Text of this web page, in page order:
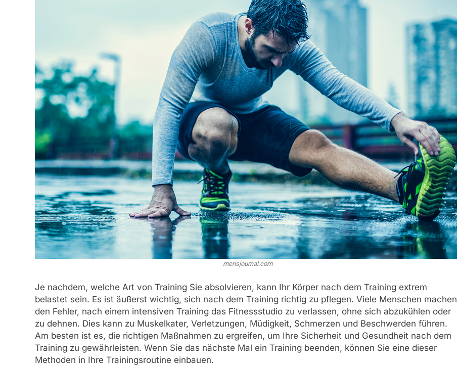
mensjournal.com
Je nachdem, welche Art von Training Sie absolvieren, kann Ihr Körper nach dem Training extrem
belastet sein. Es ist äußerst wichtig, sich nach dem Training richtig zu pflegen. Viele Menschen machen
den Fehler, nach einem intensiven Training das Fitnessstudio zu verlassen, ohne sich abzukühlen oder
zu dehnen. Dies kann zu Muskelkater, Verletzungen, Müdigkeit, Schmerzen und Beschwerden führen.
Am besten ist es, die richtigen Maßnahmen zu ergreifen, um Ihre Sicherheit und Gesundheit nach dem
Training zu gewährleisten. Wenn Sie das nächste Mal ein Training beenden, können Sie eine dieser
Methoden in Ihre Trainingsroutine einbauen.